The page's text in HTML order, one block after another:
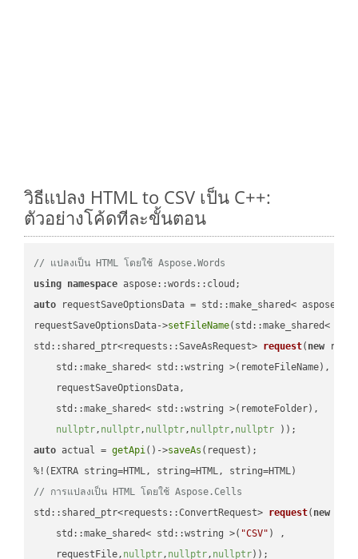
วิธีแปลง HTML to CSV เป็น C++:
ตัวอย่างโค้ดทีละขั้นตอน
// แปลงเป็น HTML โดยใช้ Aspose.Words
using namespace
auto requestSaveOptionsData = std::make_shared<
requestSaveOptionsData->setFileName(std::make_shared<
std::shared_ptr<requests::SaveAsRequest> request( new
    std::make_shared< std::wstring >(remoteFileName),
    requestSaveOptionsData,
    std::make_shared< std::wstring >(remoteFolder),
nullptr, nullptr, nullptr, nullptr, nullptr ))
auto actual = getApi()->saveAs (request);
// การแปลงเป็น HTML โดยใช้ Aspose.Cells
std::shared_ptr<requests::ConvertRequest> request( new
    std::make_shared< std::wstring >(
"CSV" ) ,
    requestFile,
nullptr, nullptr, nullptr))